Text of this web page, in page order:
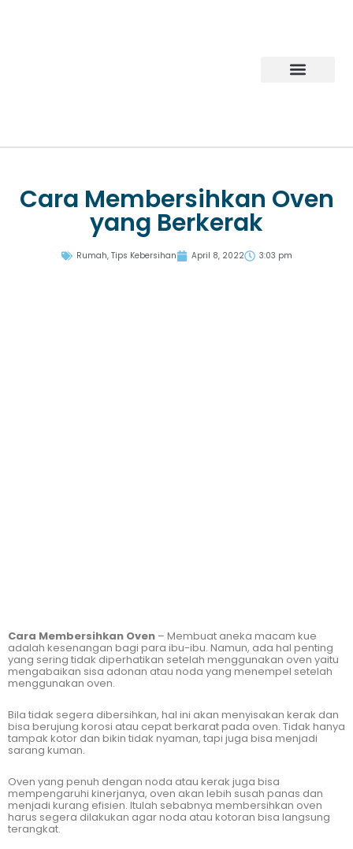
Cara Membersihkan Oven
yang Berkerak
Rumah, Tips Kebersihan April 8, 2022 3:03 pm
Cara Membersihkan Oven – Membuat aneka macam kue
adalah kesenangan bagi para ibu-ibu. Namun, ada hal penting
yang sering tidak diperhatikan setelah menggunakan oven yaitu
mengabaikan sisa adonan atau noda yang menempel setelah
menggunakan oven.
Bila tidak segera dibersihkan, hal ini akan menyisakan kerak dan
bisa berujung korosi atau cepat berkarat pada oven. Tidak hanya
tampak kotor dan bikin tidak nyaman, tapi juga bisa menjadi
sarang kuman.
Oven yang penuh dengan noda atau kerak juga bisa
mempengaruhi kinerjanya, oven akan lebih susah panas dan
menjadi kurang efisien. Itulah sebabnya membersihkan oven
harus segera dilakukan agar noda atau kotoran bisa langsung
terangkat.